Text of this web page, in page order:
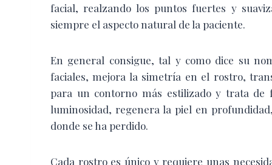
facial, realzando los puntos fuertes y
siempre el aspecto natural de la paciente.
En general consigue, tal y como dice su
faciales, mejora la simetría en el rostro,
para un contorno más estilizado y trata de
luminosidad, regenera la piel en
donde se ha perdido.
Cada rostro es único y requiere unas